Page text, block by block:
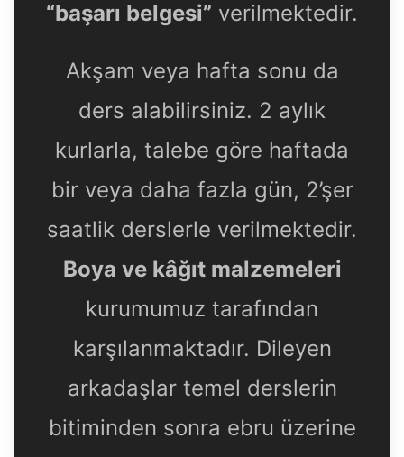
“başarı belgesi” verilmektedir.
Akşam veya hafta sonu da
ders alabilirsiniz. 2 aylık
kurlarla, talebe göre haftada
bir veya daha fazla gün, 2’şer
saatlik derslerle verilmektedir.
Boya ve kâğıt malzemeleri
kurumumuz tarafından
karşılanmaktadır. Dileyen
arkadaşlar temel derslerin
bitiminden sonra ebru üzerine